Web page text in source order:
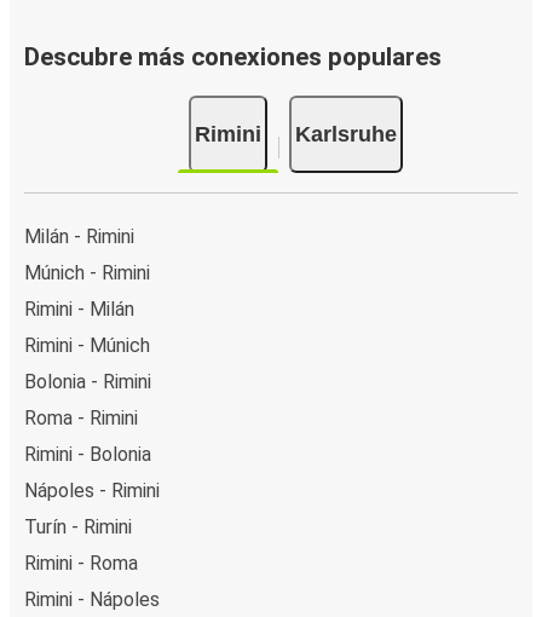
Descubre más conexiones populares
Rimini Karlsruhe
Milán - Rimini
Múnich - Rimini
Rimini - Milán
Rimini - Múnich
Bolonia - Rimini
Roma - Rimini
Rimini - Bolonia
Nápoles - Rimini
Turín - Rimini
Rimini - Roma
Rimini - Nápoles